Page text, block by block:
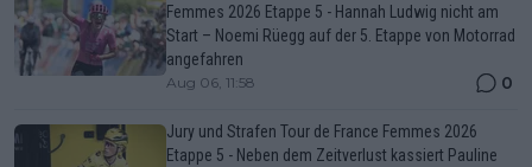
Femmes 2026 Etappe 5 - Hannah Ludwig nicht am
Start – Noemi Rüegg auf der 5. Etappe von Motorrad
angefahren
Aug 06, 11:58 0
Jury und Strafen Tour de France Femmes 2026
Etappe 5 - Neben dem Zeitverlust kassiert Pauline